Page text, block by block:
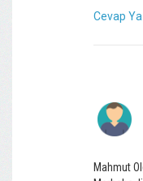
Cevap
Mahmut